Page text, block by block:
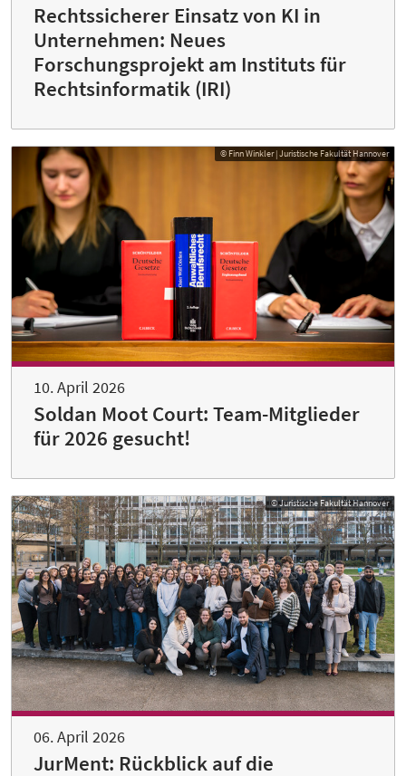
Rechtssicherer Einsatz von KI in
Unternehmen: Neues
Forschungsprojekt am Instituts für
Rechtsinformatik (IRI)
© Finn Winkler | Juristische Fakultät Hannover
10. April 2026
Soldan Moot Court: Team-Mitglieder
für 2026 gesucht!
© Juristische Fakultät Hannover
06. April 2026
JurMent: Rückblick auf die